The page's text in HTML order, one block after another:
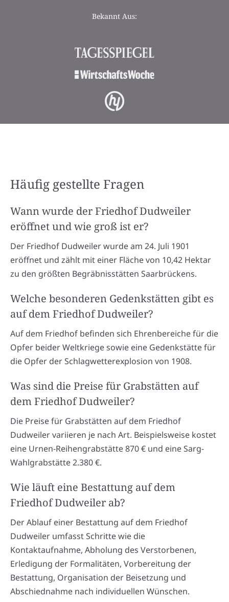
Bekannt Aus:
Häufig gestellte Fragen
Wann wurde der Friedhof Dudweiler
eröffnet und wie groß ist er?
Der Friedhof Dudweiler wurde am 24. Juli 1901
eröffnet und zählt mit einer Fläche von 10,42 Hektar
zu den größten Begräbnisstätten Saarbrückens.
Welche besonderen Gedenkstätten gibt es
auf dem Friedhof Dudweiler?
Auf dem Friedhof befinden sich Ehrenbereiche für die
Opfer beider Weltkriege sowie eine Gedenkstätte für
die Opfer der Schlagwetterexplosion von 1908.
Was sind die Preise für Grabstätten auf
dem Friedhof Dudweiler?
Die Preise für Grabstätten auf dem Friedhof
Dudweiler variieren je nach Art. Beispielsweise kostet
eine Urnen-Reihengrabstätte 870 € und eine Sarg-
Wahlgrabstätte 2.380 €.
Wie läuft eine Bestattung auf dem
Friedhof Dudweiler ab?
Der Ablauf einer Bestattung auf dem Friedhof
Dudweiler umfasst Schritte wie die
Kontaktaufnahme, Abholung des Verstorbenen,
Erledigung der Formalitäten, Vorbereitung der
Bestattung, Organisation der Beisetzung und
Abschiednahme nach individuellen Wünschen.